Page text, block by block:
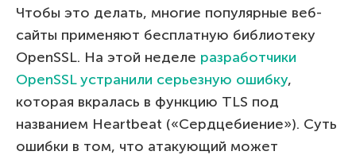
Чтобы это делать, многие популярные веб-
сайты применяют бесплатную библиотеку
OpenSSL. На этой неделе разработчики
OpenSSL устранили серьезную ошибку,
которая вкралась в функцию TLS под
названием Heartbeat («Сердцебиение»). Суть
ошибки в том, что атакующий может